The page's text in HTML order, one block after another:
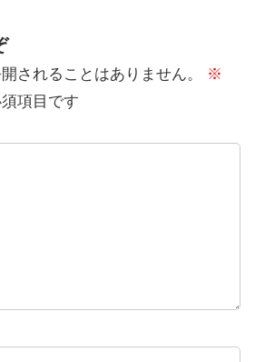
されることはありません。
※
項目です